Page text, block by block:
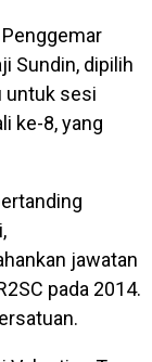
Sundin, dipilih
untuk sesi
ke-8, yang
jawatan
pada 2014.